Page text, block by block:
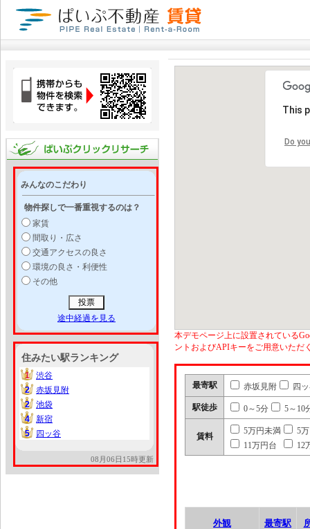
みんなのこだわり
物件探しで一番重視するのは？
家賃
間取り・広さ
交通アクセスの良さ
環境の良さ・利便性
その他
途中経過を見る
住みたい駅ランキング
1
1
渋谷
2
2
赤坂見附
2
2
池袋
4
4
新宿
5
5 四ッ谷
08月06日15時更新
This
Do
本デモページ上に設置されている
ントおよびAPIキーをご用意いただ
最寄駅 赤坂見附 四
駅徒歩 0～5分 5～10
賃料
5万円未満
5
11万円台
12
外観 最寄駅